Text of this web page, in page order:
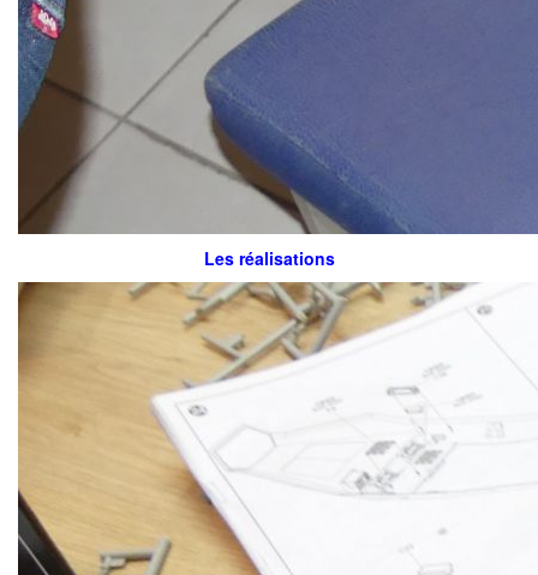
Les réalisations